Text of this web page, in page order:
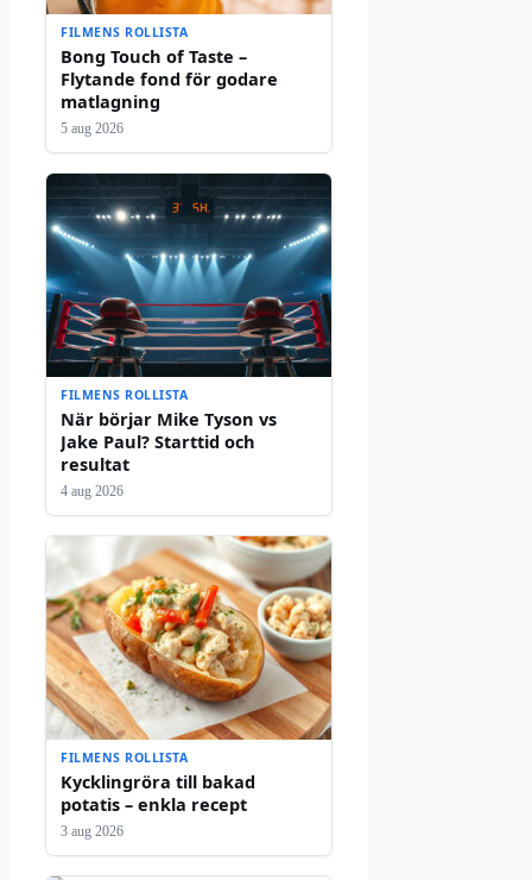
FILMENS ROLLISTA
Bong Touch of Taste –
Flytande fond för godare
matlagning
5 aug 2026
FILMENS ROLLISTA
När börjar Mike Tyson vs
Jake Paul? Starttid och
resultat
4 aug 2026
FILMENS ROLLISTA
Kycklingröra till bakad
potatis – enkla recept
3 aug 2026